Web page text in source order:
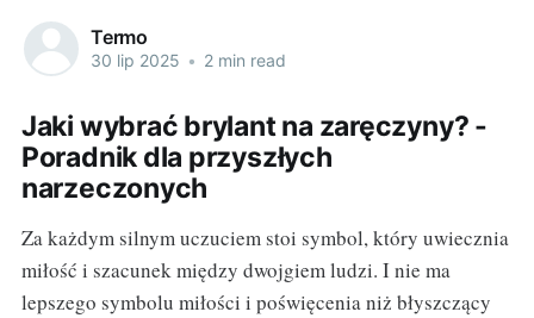
Termo
30 lip 2025 • 2 min read
Jaki wybrać brylant na zaręczyny? -
Poradnik dla przyszłych
narzeczonych
Za każdym silnym uczuciem stoi symbol, który uwiecznia
miłość i szacunek między dwojgiem ludzi. I nie ma
lepszego symbolu miłości i poświęcenia niż błyszczący